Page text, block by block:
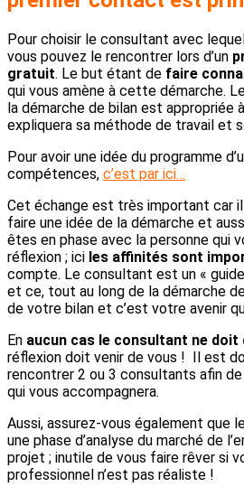
Pour choisir le consultant avec
vous pouvez le rencontrer lors d’un
gratuit. Le but étant de faire
qui vous amène à cette démarche.
la démarche de bilan est appropriée
expliquera sa méthode de travail et
Pour avoir une idée du programme
compétences, c’est par ici…
Cet échange est très important car
faire une idée de la démarche et
êtes en phase avec la personne qui
réflexion ; ici les affinités sont
compte. Le consultant est un «
et ce, tout au long de la démarche
de votre bilan et c’est votre avenir
En aucun cas le consultant ne
réflexion doit venir de vous ! Il est
rencontrer 2 ou 3 consultants afin
qui vous accompagnera.
Aussi, assurez-vous également que
une phase d’analyse du marché de
projet ; inutile de vous faire rêver si
professionnel n’est pas réaliste !